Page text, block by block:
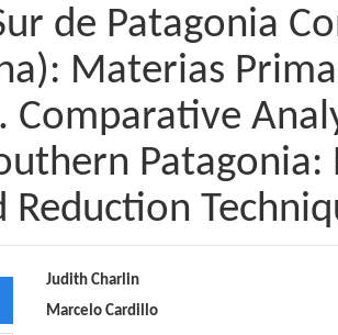
de Patagonia
Materias
Comparative
Patagonia:
Contenido
principal
Judith Charlin
Marcelo Cardillo